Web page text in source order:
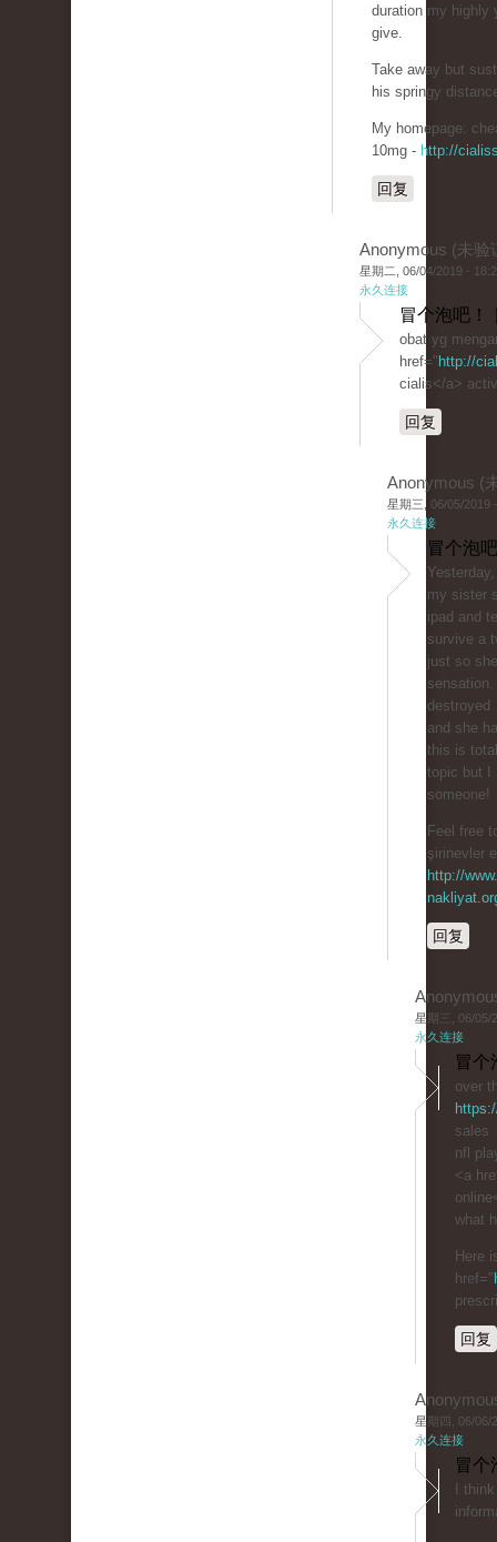
duration my highly
give.
Take away but
his springy
My homepage:
10mg - http://
回复
Anonymous (未验
星期二, 06/04/2019 -
永久连接
冒个泡吧！
obat yg
href=" http://
cialis</a>
回复
Anonymous (
星期三, 06/05/2019
永久连接
冒个泡
my sister
ipad and
survive a
just so
destroyed
and she
this is
topic but I
someone!
Feel free
şirinevler
http://
回复
星期三, 06/05/
永久连接
冒个
over
sales
nfl
<a
what
Here
href="
回复
星期四, 06/06/
永久连接
冒个
I